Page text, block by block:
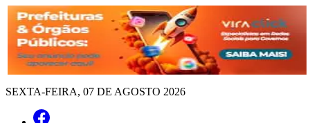
SEXTA-FEIRA, 07 DE AGOSTO 2026